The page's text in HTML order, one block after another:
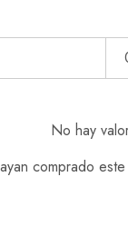
No hay
comprado